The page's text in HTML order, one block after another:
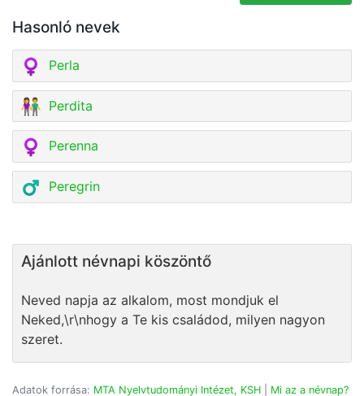
Hasonló nevek
Perla
Perdita
Perenna
Peregrin
Ajánlott névnapi köszöntő
Neved napja az alkalom, most mondjuk el
Neked,\r\nhogy a Te kis családod, milyen nagyon
szeret.
Adatok forrása: MTA Nyelvtudományi Intézet, KSH Mi az a névnap?